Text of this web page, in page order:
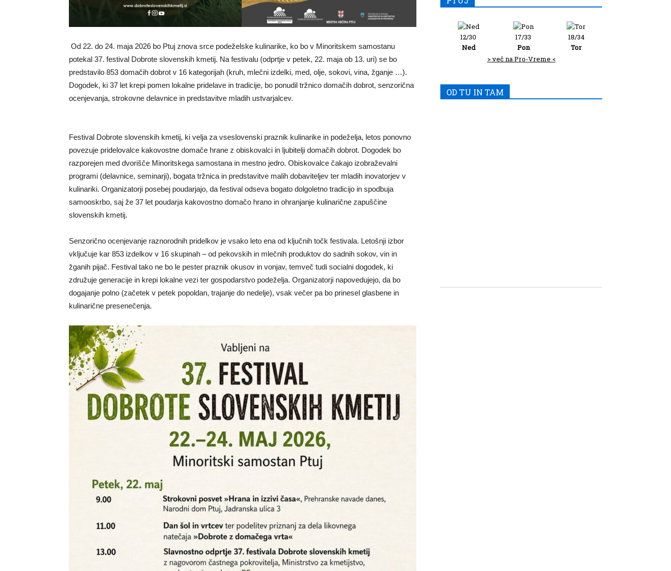
Od 22. do 24. maja 2026 bo Ptuj znova srce podeželske kulinarike, ko bo v Minoritskem samostanu
potekal 37. festival Dobrote slovenskih kmetij. Na festivalu (odprtje v petek, 22. maja ob 13. uri) se bo
predstavilo 853 domačih dobrot v 16 kategorijah (kruh, mlečni izdelki, med, olje, sokovi, vina, žganje …).
Dogodek, ki 37 let krepi pomen lokalne pridelave in tradicije, bo ponudil tržnico domačih dobrot, senzorična
ocenjevanja, strokovne delavnice in predstavitve mladih ustvarjalcev.
Festival Dobrote slovenskih kmetij, ki velja za vseslovenski praznik kulinarike in podeželja, letos ponovno
povezuje pridelovalce kakovostne domače hrane z obiskovalci in ljubitelji domačih dobrot. Dogodek bo
razporejen med dvorišče Minoritskega samostana in mestno jedro. Obiskovalce čakajo izobraževalni
programi (delavnice, seminarji), bogata tržnica in predstavitve malih dobaviteljev ter mladih inovatorjev v
kulinariki. Organizatorji posebej poudarjajo, da festival odseva bogato dolgoletno tradicijo in spodbuja
samooskrbo, saj že 37 let poudarja kakovostno domačo hrano in ohranjanje kulinarične zapuščine
slovenskih kmetij.
Senzorično ocenjevanje raznorodnih pridelkov je vsako leto ena od ključnih točk festivala. Letošnji izbor
vključuje kar 853 izdelkov v 16 skupinah – od pekovskih in mlečnih produktov do sadnih sokov, vin in
žganih pijač. Festival tako ne bo le pester praznik okusov in vonjav, temveč tudi socialni dogodek, ki
združuje generacije in krepi lokalne vezi ter gospodarstvo podeželja. Organizatorji napovedujejo, da bo
dogajanje polno (začetek v petek popoldan, trajanje do nedelje), vsak večer pa bo prinesel glasbene in
kulinarične presenečenja.
12/30
Ned
17/33
Pon
18/34
Tor
> več na Pro-Vreme <
OD TU IN TAM